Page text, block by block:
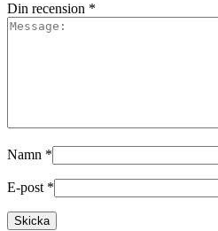
Din recension *
Namn *
E-post *